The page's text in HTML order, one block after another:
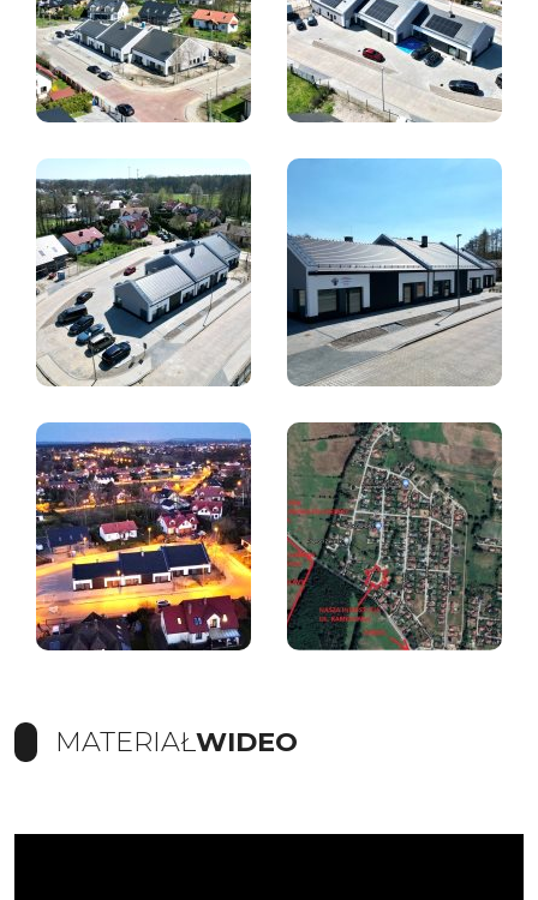
MATERIAŁWIDEO